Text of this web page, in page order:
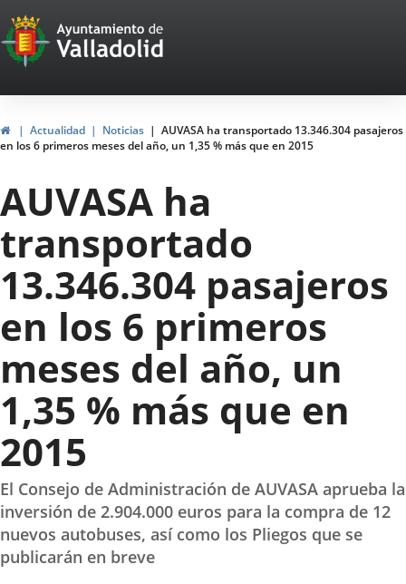
Portal
Web
del
Ayuntamiento
de
Valladolid
HomeActualidad Noticias
AUVASA ha transportado 13.346.304 pasajeros
en los 6 primeros meses del año, un 1,35 % más que en 2015
AUVASA ha
transportado
13.346.304 pasajeros
en los 6 primeros
meses del año, un
1,35 % más que en
2015
El Consejo de Administración de AUVASA aprueba la
inversión de 2.904.000 euros para la compra de 12
nuevos autobuses, así como los Pliegos que se
publicarán en breve